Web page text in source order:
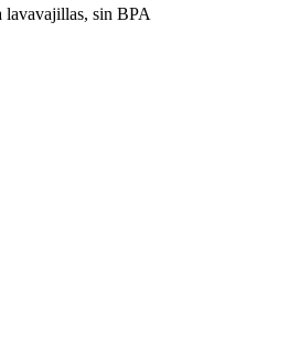
lavavajillas, sin BPA